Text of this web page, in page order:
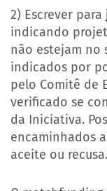
2) Escrever para
indicando
não estejam no
indicados por
pelo Comitê de
verificado se
da Iniciativa.
encaminhados
aceite ou recusa.